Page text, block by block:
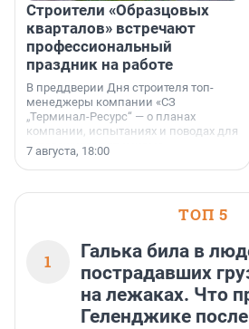
Строители «Образцовых
кварталов» встречают
профессиональный
праздник на работе
В преддверии Дня строителя топ-
менеджеры компании «СЗ
„Терминал-Ресурс“ — о планах
компании, испытаниях и поводах для
осторожного оптимизма.
7 августа, 18:00
ТОП 5
1
Галька била в
пострадавших
на лежаках. Что
Геленджике